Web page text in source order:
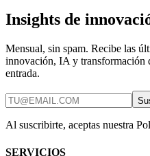
Insights de
Mensual, sin spam. Recibe las
innovación, IA y transformación
entrada.
Al suscribirte, aceptas nuestra
SERVICIOS